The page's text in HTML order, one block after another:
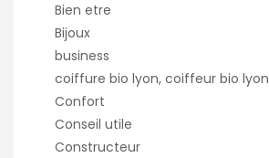
Bien etre
Bijoux
business
coiffure bio lyon, coiffeur bio lyon
Confort
Conseil utile
Constructeur